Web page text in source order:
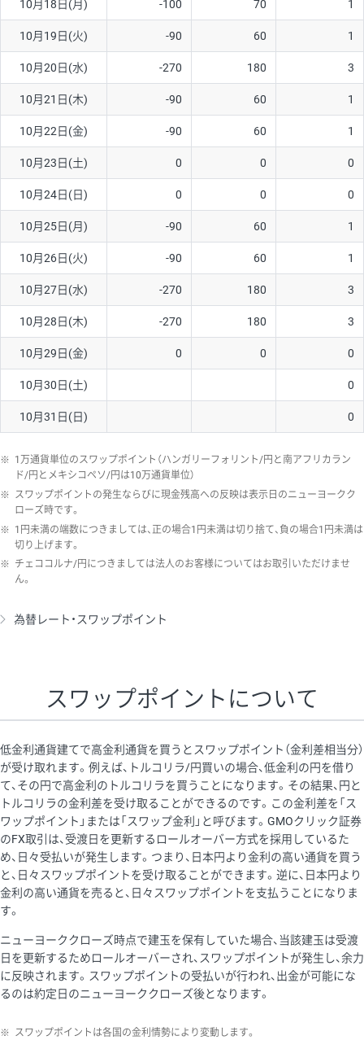
ソ/円は10万通貨単位。
10月18日(月) -100 70 1
10月19日(火) -90 60 1
10月20日(水) -270 180 3
10月21日(木) -90 60 1
10月22日(金) -90 60 1
10月23日(土) 0 0 0
10月24日(日) 0 0 0
10月25日(月) -90 60 1
10月26日(火) -90 60 1
10月27日(水) -270 180 3
10月28日(木) -270 180 3
10月29日(金) 0 0 0
10月30日(土) 0
10月31日(日) 0
※ 1万通貨単位のスワップポイント（ハンガリーフォリント/円と南アフリカラン
ド/円とメキシコペソ/円は10万通貨単位）
※ スワップポイントの発生ならびに現金残高への反映は表示日のニューヨークク
ローズ時です。
※ 1円未満の端数につきましては、正の場合1円未満は切り捨て、負の場合1円未満は
切り上げます。
※ チェココルナ/円につきましては法人のお客様についてはお取引いただけませ
ん。
為替レート・スワップポイント
スワップポイントについて
低金利通貨建てで高金利通貨を買うとスワップポイント（金利差相当分）
が受け取れます。例えば、トルコリラ/円買いの場合、低金利の円を借り
て、その円で高金利のトルコリラを買うことになります。その結果、円と
トルコリラの金利差を受け取ることができるのです。この金利差を「ス
ワップポイント」または「スワップ金利」と呼びます。GMOクリック証券
のFX取引は、受渡日を更新するロールオーバー方式を採用しているた
め、日々受払いが発生します。つまり、日本円より金利の高い通貨を買う
と、日々スワップポイントを受け取ることができます。逆に、日本円より
金利の高い通貨を売ると、日々スワップポイントを支払うことになりま
す。
ニューヨーククローズ時点で建玉を保有していた場合、当該建玉は受渡
日を更新するためロールオーバーされ、スワップポイントが発生し、余力
に反映されます。スワップポイントの受払いが行われ、出金が可能にな
るのは約定日のニューヨーククローズ後となります。
※ スワップポイントは各国の金利情勢により変動します。